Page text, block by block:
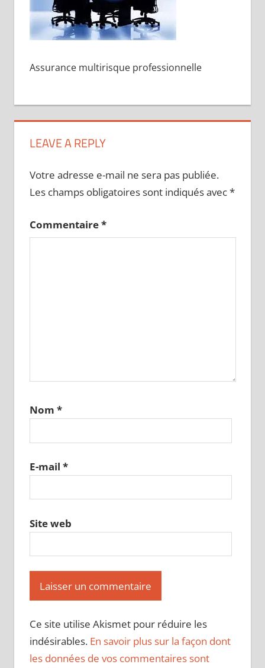
Assurance multirisque professionnelle
LEAVE A REPLY
Votre adresse e-mail ne sera pas publiée.
Les champs obligatoires sont indiqués avec*
Commentaire*
Nom *
E-mail *
Site web
Ce site utilise Akismet pour réduire les
indésirables. En savoir plus sur la façon dont
les données de vos commentaires sont